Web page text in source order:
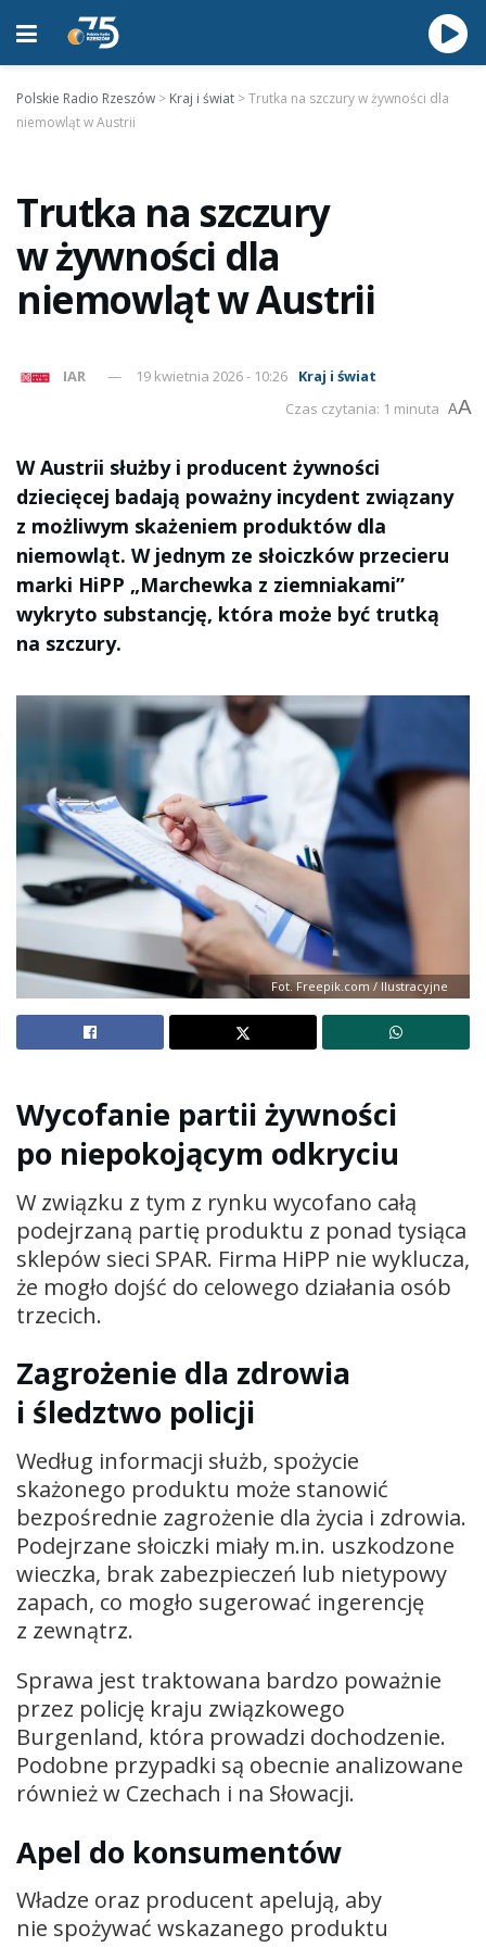
Polskie Radio Rzeszów > Kraj i świat >Trutka na szczury w żywności dla
niemowląt w Austrii
Trutka na szczury
w żywności dla
niemowląt w Austrii
IAR 19 kwietnia 2026 - 10:26
Kraj i świat
Czas czytania: 1 minuta AA
W Austrii służby i producent żywności
dziecięcej badają poważny incydent związany
z możliwym skażeniem produktów dla
niemowląt. W jednym ze słoiczków przecieru
marki HiPP „Marchewka z ziemniakami”
wykryto substancję, która może być trutką
na szczury.
Fot. Freepik.com / Ilustracyjne
Wycofanie partii żywności
po niepokojącym odkryciu
W związku z tym z rynku wycofano całą
podejrzaną partię produktu z ponad tysiąca
sklepów sieci SPAR. Firma HiPP nie wyklucza,
że mogło dojść do celowego działania osób
trzecich.
Zagrożenie dla zdrowia
i śledztwo policji
Według informacji służb, spożycie
skażonego produktu może stanowić
bezpośrednie zagrożenie dla życia i zdrowia.
Podejrzane słoiczki miały m.in. uszkodzone
wieczka, brak zabezpieczeń lub nietypowy
zapach, co mogło sugerować ingerencję
z zewnątrz.
Sprawa jest traktowana bardzo poważnie
przez policję kraju związkowego
Burgenland, która prowadzi dochodzenie.
Podobne przypadki są obecnie analizowane
również w Czechach i na Słowacji.
Apel do konsumentów
Władze oraz producent apelują, aby
nie spożywać wskazanego produktu